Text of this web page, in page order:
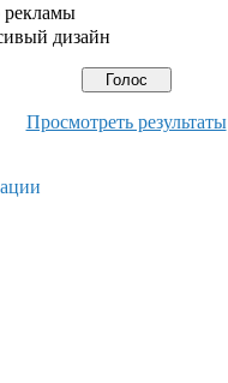
дизайн
Просмотреть результаты